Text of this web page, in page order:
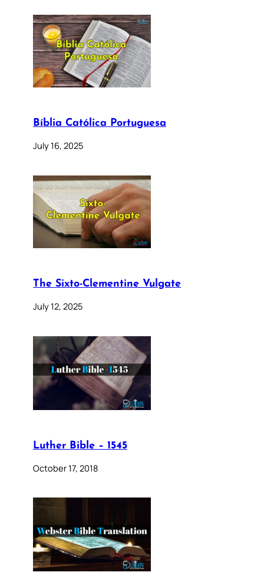
Bíblia Católica Portuguesa
July 16, 2025
The Sixto-Clementine Vulgate
July 12, 2025
Luther Bible – 1545
October 17, 2018